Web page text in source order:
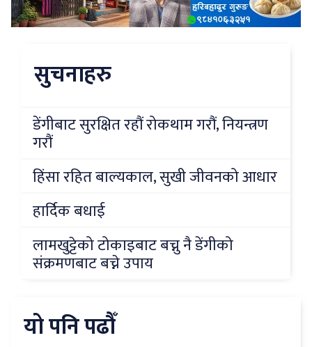
सुचनाहरु
डेंगीबाट सुरक्षित रहौं रोकथाम गरौं, नियन्त्रण
गरौं
हिंसा रहित बाल्यकाल, सुखी जीवनको आधार
हार्दिक बधाई
लामखुट्टेको टोकाइबाट बच्नु नै डेंगीको
संक्रमणबाट बच्ने उपाय
यो पनि पढौँ